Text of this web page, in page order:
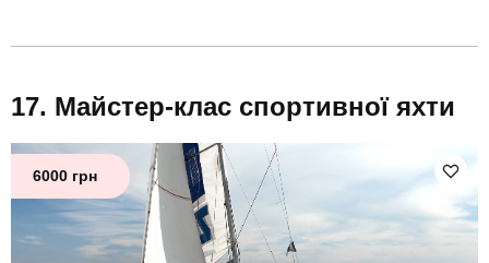
Майстер-клас спортивної яхти
6000 грн